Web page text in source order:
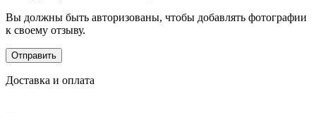
Вы должны быть авторизованы, чтобы добавлять фотографии
к своему отзыву.
Доставка и оплата